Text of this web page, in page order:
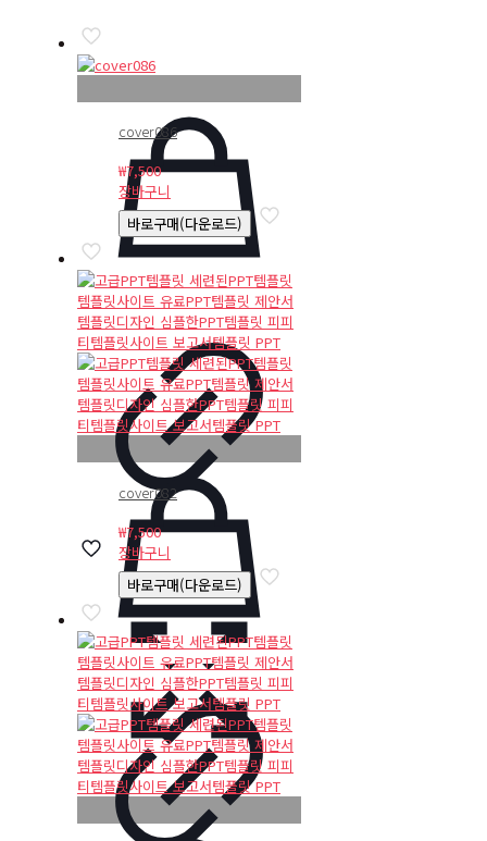
cover086
₩7,500
장바구니
바로구매(다운로드)
cover082
₩7,500
장바구니
바로구매(다운로드)